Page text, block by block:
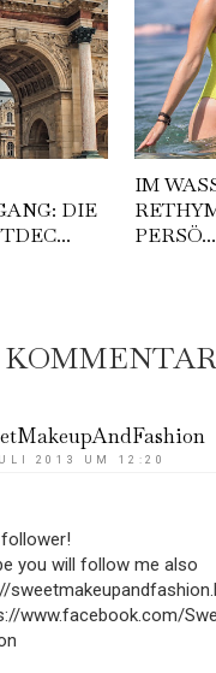
DIE
IM
PERSÖ...
2013 UM 12:20
you will follow me also
www.facebook.com/